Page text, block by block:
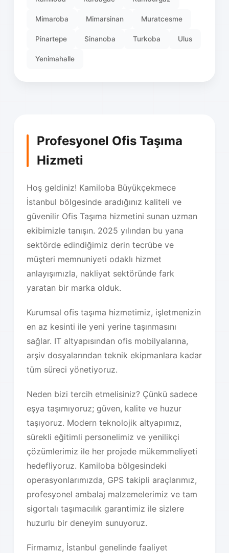
Profesyonel Ofis Taşıma
Hizmeti
Hoş geldiniz! Kamiloba Büyükçekmece
İstanbul bölgesinde aradığınız kaliteli ve
güvenilir Ofis Taşıma hizmetini sunan uzman
ekibimizle tanışın. 2025 yılından bu yana
sektörde edindiğimiz derin tecrübe ve
müşteri memnuniyeti odaklı hizmet
anlayışımızla, nakliyat sektöründe fark
yaratan bir marka olduk.
Kurumsal ofis taşıma hizmetimiz, işletmenizin
en az kesinti ile yeni yerine taşınmasını
sağlar. IT altyapısından ofis mobilyalarına,
arşiv dosyalarından teknik ekipmanlara kadar
tüm süreci yönetiyoruz.
Neden bizi tercih etmelisiniz? Çünkü sadece
eşya taşımıyoruz; güven, kalite ve huzur
taşıyoruz. Modern teknolojik altyapımız,
sürekli eğitimli personelimiz ve yenilikçi
çözümlerimiz ile her projede mükemmeliyeti
hedefliyoruz. Kamiloba bölgesindeki
operasyonlarımızda, GPS takipli araçlarımız,
profesyonel ambalaj malzemelerimiz ve tam
sigortalı taşımacılık garantimiz ile sizlere
huzurlu bir deneyim sunuyoruz.
Firmamız, İstanbul genelinde faaliyet
Mimaroba Mimarsinan Muratcesme
Pinartepe Sinanoba Turkoba Ulus
Yenimahalle